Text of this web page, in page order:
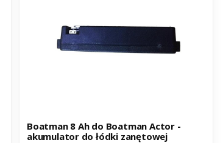
Boatman 8 Ah do Boatman Actor -
akumulator do łódki zanętowej